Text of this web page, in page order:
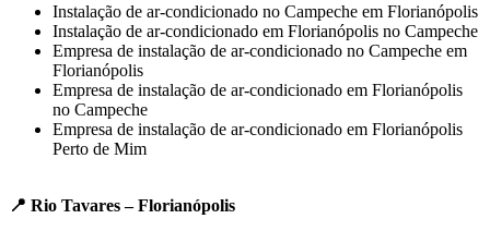
Instalação de ar-condicionado no Campeche em Florianópolis
Instalação de ar-condicionado em Florianópolis no Campeche
Empresa de instalação de ar-condicionado no Campeche em
Florianópolis
Empresa de instalação de ar-condicionado em Florianópolis
no Campeche
Empresa de instalação de ar-condicionado em Florianópolis
Perto de Mim
📍 Rio Tavares – Florianópolis